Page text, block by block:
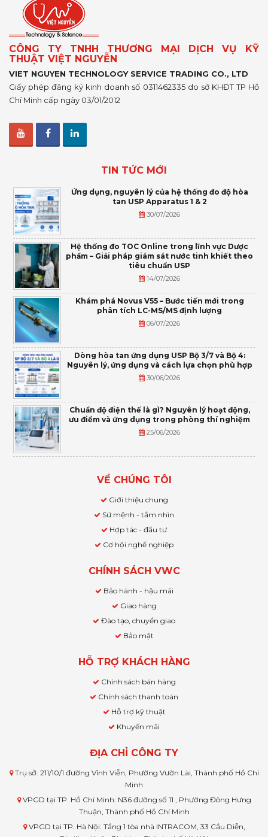
CÔNG TY TNHH THƯƠNG MẠI DỊCH VỤ KỸ
THUẬT VIỆT NGUYỄN
VIET NGUYEN TECHNOLOGY SERVICE TRADING CO., LTD
Giấy phép đăng ký kinh doanh số 0311462335 do sở KHĐT TP Hồ
Chí Minh cấp ngày 03/01/2012
TIN TỨC MỚI
Ứng dụng, nguyên lý của hệ thống đo độ hòa
tan USP Apparatus 1 & 2
30/07/2026
Hệ thống đo TOC Online trong lĩnh vực Dược
phẩm – Giải pháp giám sát nước tinh khiết theo
tiêu chuẩn USP
14/07/2026
Khám phá Novus V55 – Bước tiến mới trong
phân tích LC-MS/MS định lượng
06/07/2026
Dòng hòa tan ứng dụng USP Bộ 3/7 và Bộ 4:
Nguyên lý, ứng dụng và cách lựa chọn phù hợp
30/06/2026
Chuẩn độ điện thế là gì? Nguyên lý hoạt động,
ưu điểm và ứng dụng trong phòng thí nghiệm
25/06/2026
VỀ CHÚNG TÔI
Giới thiệu chung
Sứ mệnh - tầm nhìn
Hợp tác - đầu tư
Cơ hội nghề nghiệp
CHÍNH SÁCH VWC
Bảo hành - hậu mãi
Giao hàng
Đào tạo, chuyển giao
Bảo mật
HỖ TRỢ KHÁCH HÀNG
Chính sách bán hàng
Chính sách thanh toán
Hỗ trợ kỹ thuật
Khuyến mãi
ĐỊA CHỈ CÔNG TY
Trụ sở: 211/10/1 đường Vĩnh Viễn, Phường Vườn Lài, Thành phố Hồ Chí
Minh
VPGD tại TP. Hồ Chí Minh: N36 đường số 11 , Phường Đông Hưng
Thuận, Thành phố Hồ Chí Minh
VPGD tại TP. Hà Nội: Tầng 1 tòa nhà INTRACOM, 33 Cầu Diễn,